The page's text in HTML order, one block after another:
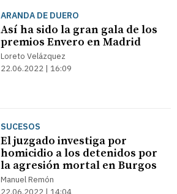
ARANDA DE DUERO
Así ha sido la gran gala de los
premios Envero en Madrid
Loreto Velázquez
22.06.2022 | 16:09
SUCESOS
El juzgado investiga por
homicidio a los detenidos por
la agresión mortal en Burgos
Manuel Remón
22.06.2022 | 14:04